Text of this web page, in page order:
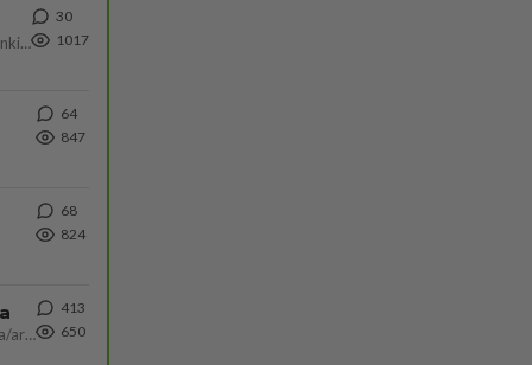
Martina Aitolehti on seurattu julkisuuden henkilö. Lähipiiriin mahtuu muitakin tunnettuja henkilöitä. Tiesitkö, että Ma
30
1017
64
847
68
824
Näin tekisi ainakin Rydman seuratessaan idolinsa Trumpin mallia https://www.is.fi/politiikka/art-2000012187244.html
413
650